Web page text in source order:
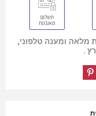
מלאה ומענה טלפוני,
.